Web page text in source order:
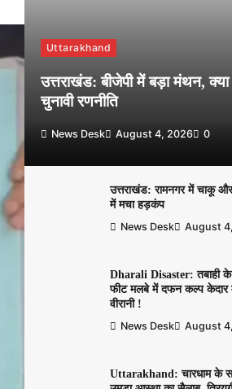
Uttarakhand
उत्तराखंड: बीजेपी में बड़ा मंथन,
चुनावी रणनीति
News Desk August 4, 2026 0
उत्तराखंड: रामनगर में चाकू
में मचा हड़कंप
News Desk August
Dharali Disaster: तबाही के
फीट मलबे में दफन कल्प केदार
वीरानी !
News Desk August
Uttarakhand: चारधाम के